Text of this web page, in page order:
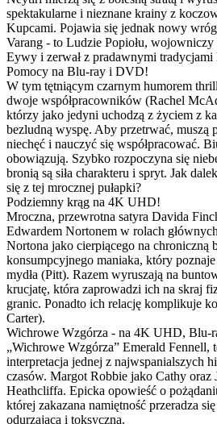
spektakularne i nieznane krainy z
Kupcami. Pojawia się jednak nowy
Varang - to Ludzie Popiołu,
Eywy i zerwał z pradawnymi tradycjami
Pomocy na Blu-ray i DVD!
W tym tętniącym czarnym humorem
dwoje współpracowników (Rachel
którzy jako jedyni uchodzą z życiem z
bezludną wyspę. Aby przetrwać, muszą
niechęć i nauczyć się współpracować.
obowiązują. Szybko rozpoczyna się
bronią są siła charakteru i spryt. Jak
się z tej mrocznej pułapki?
Podziemny krąg na 4K UHD!
Mroczna, przewrotna satyra Davida
Edwardem Nortonem w rolach
Nortona jako cierpiącego na chroniczną
konsumpcyjnego maniaka, który
mydła (Pitt). Razem wyruszają na
krucjatę, która zaprowadzi ich na skraj
granic. Ponadto ich relację komplikuje
Carter).
Wichrowe Wzgórza - na 4K UHD, Blu-
„Wichrowe Wzgórza” Emerald Fennell,
interpretacja jednej z najwspanialszych
czasów. Margot Robbie jako Cathy
Heathcliffa. Epicka opowieść o
której zakazana namiętność przeradza
odurzającą i toksyczną.